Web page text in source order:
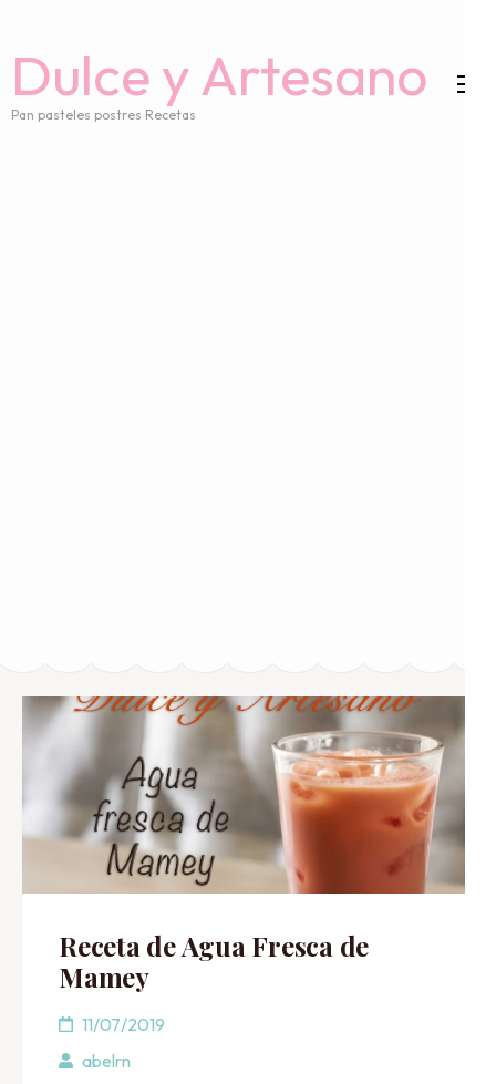
Dulce y Artesano
Pan pasteles postres Recetas
Receta de Agua Fresca de
Mamey
11/07/2019
abelrn